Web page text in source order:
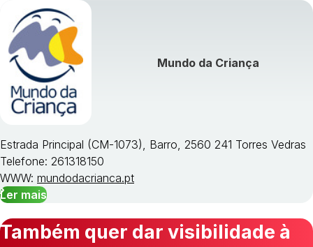
Mundo da Criança
Estrada Principal (CM-1073), Barro, 2560 241 Torres Vedras
Telefone: 261318150
WWW: mundodacrianca.pt
Ler mais
Também quer dar visibilidade à